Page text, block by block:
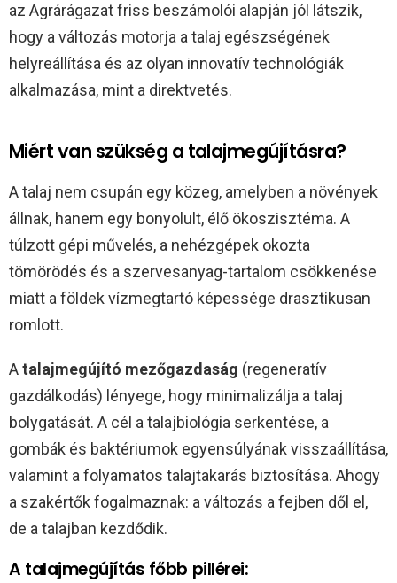
az Agrárágazat friss beszámolói alapján jól látszik,
hogy a változás motorja a talaj egészségének
helyreállítása és az olyan innovatív technológiák
alkalmazása, mint a direktvetés.
Miért van szükség a talajmegújításra?
A talaj nem csupán egy közeg, amelyben a növények
állnak, hanem egy bonyolult, élő ökoszisztéma. A
túlzott gépi művelés, a nehézgépek okozta
tömörödés és a szervesanyag-tartalom csökkenése
miatt a földek vízmegtartó képessége drasztikusan
romlott.
Atalajmegújító mezőgazdaság (regeneratív
gazdálkodás) lényege, hogy minimalizálja a talaj
bolygatását. A cél a talajbiológia serkentése, a
gombák és baktériumok egyensúlyának visszaállítása,
valamint a folyamatos talajtakarás biztosítása. Ahogy
a szakértők fogalmaznak: a változás a fejben dől el,
de a talajban kezdődik.
A talajmegújítás főbb pillérei: